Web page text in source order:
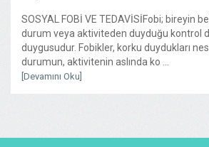
SOSYAL FOBİ VE TEDAVİSİFobi; bireyin
durum veya aktiviteden duyduğu kontrol
duygusudur. Fobikler, korku duydukları
durumun, aktivitenin aslında ko ...
[Devamını Oku]